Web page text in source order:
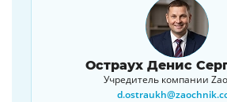
Остраух Денис
Учредитель компании